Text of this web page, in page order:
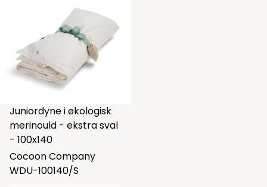
Juniordyne i økologisk
merinould - ekstra sval
- 100x140
Cocoon Company
WDU-100140/S